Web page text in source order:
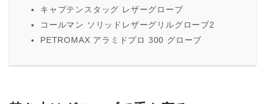
キャプテンスタッグ レザーグローブ
コールマン ソリッドレザーグリルグローブ2
PETROMAX アラミドプロ 300 グローブ